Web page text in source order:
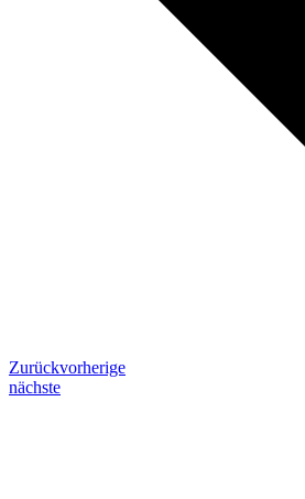
Zurückvorherige
nächste